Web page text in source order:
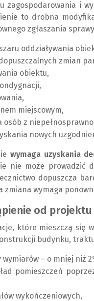
zagospodarowania i
to drobna
zgłaszania
oddziaływania
zmian
obiektu,
miejscowym,
osób z
nowych
wymaga uzyskania
nie może prowadzić
dopuszcza
zmiana wymaga
od
które mieszczą się
budynku,
– o mniej niż
pomieszczeń
wykończeniowych,